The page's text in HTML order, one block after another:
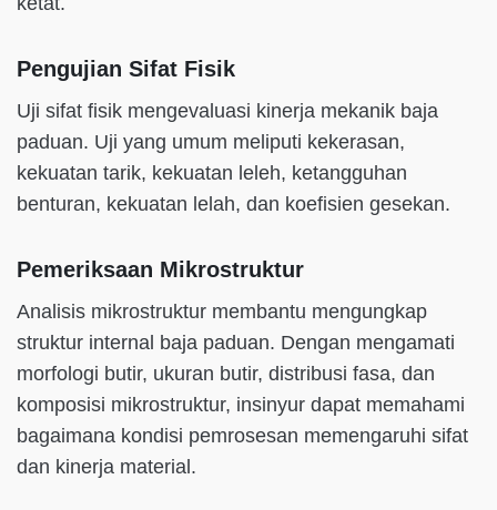
Pengujian Sifat Fisik
Uji sifat fisik mengevaluasi kinerja mekanik baja
paduan. Uji yang umum meliputi kekerasan,
kekuatan tarik, kekuatan leleh, ketangguhan
benturan, kekuatan lelah, dan koefisien gesekan.
Pemeriksaan Mikrostruktur
Analisis mikrostruktur membantu mengungkap
struktur internal baja paduan. Dengan mengamati
morfologi butir, ukuran butir, distribusi fasa, dan
komposisi mikrostruktur, insinyur dapat memahami
bagaimana kondisi pemrosesan memengaruhi sifat
dan kinerja material.